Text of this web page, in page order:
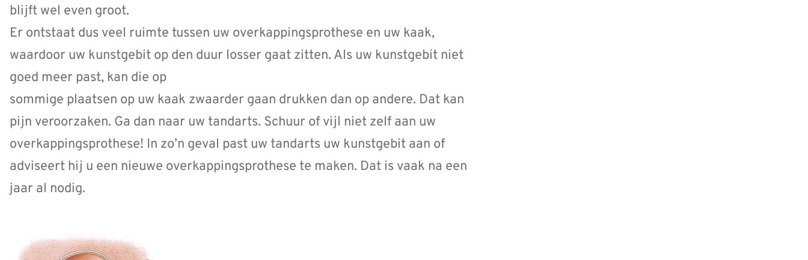
blijft wel even groot.
Er ontstaat dus veel ruimte tussen uw overkappingsprothese en uw kaak,
waardoor uw kunstgebit op den duur losser gaat zitten. Als uw kunstgebit niet
goed meer past, kan die op
sommige plaatsen op uw kaak zwaarder gaan drukken dan op andere. Dat kan
pijn veroorzaken. Ga dan naar uw tandarts. Schuur of vijl niet zelf aan uw
overkappingsprothese! In zo’n geval past uw tandarts uw kunstgebit aan of
adviseert hij u een nieuwe overkappingsprothese te maken. Dat is vaak na een
jaar al nodig.